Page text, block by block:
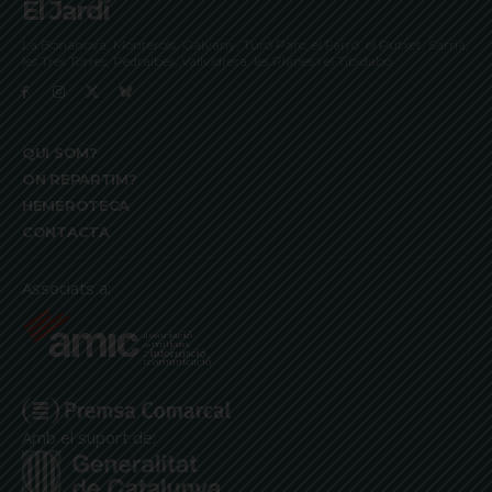
El Jardí
La Bonanova, Monterols, Galvany, Turó Parc, el Farró, el Putxet, Sarrià,
les Tres Torres, Pedralbes, Vallvidrera, les Planes i el Tibidabo
QUI SOM?
ON REPARTIM?
HEMEROTECA
CONTACTA
Associats a:
Amb el suport de: